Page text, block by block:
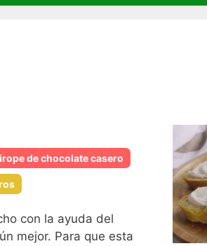
de chocolate casero
con la ayuda del
mejor. Para que esta